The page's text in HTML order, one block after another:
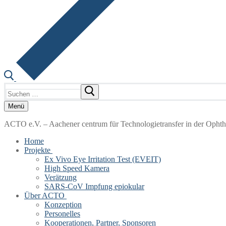
nach:
Menü
ACTO e.V. – Aachener centrum für Technologietransfer in der
Home
Projekte
Ex Vivo Eye Irritation Test (EVEIT)
High Speed Kamera
Verätzung
SARS-CoV Impfung epiokular
Über ACTO
Konzeption
Personelles
Kooperationen, Partner, Sponsoren